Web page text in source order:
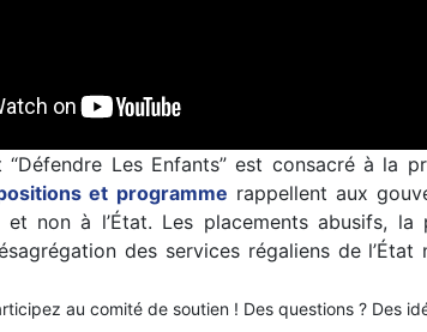
Les Enfants” est consacré à la
et programme rappellent aux
non à l’État. Les placements abusifs, la
des services régaliens de l’État
au comité de soutien ! Des questions ? Des